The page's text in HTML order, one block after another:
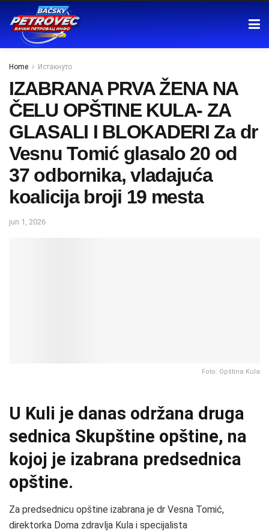
Home Истакнуто
IZABRANA PRVA ŽENA NA
ČELU OPŠTINE KULA- ZA
GLASALI I BLOKADERI Za dr
Vesnu Tomić glasalo 20 od
37 odbornika, vladajuća
koalicija broji 19 mesta
jun 1, 2026
Foto: Opština Kula
U Kuli je danas održana druga
sednica Skupštine opštine, na
kojoj je izabrana predsednica
opštine.
Za predsednicu opštine izabrana je dr Vesna Tomić,
direktorka Doma zdravlja Kula i specijalista